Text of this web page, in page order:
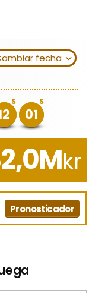
fecha
S S
01
kr
Pronosticador